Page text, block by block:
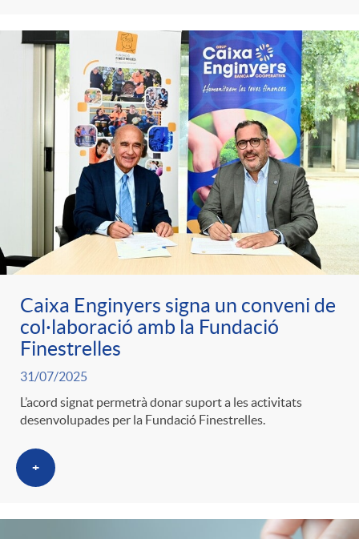
Caixa Enginyers signa un conveni de
col·laboració amb la Fundació
Finestrelles
31/07/2025
L’acord signat permetrà donar suport a les activitats
desenvolupades per la Fundació Finestrelles.
+